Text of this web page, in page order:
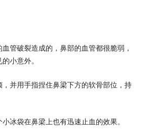
管破裂造成的，鼻部的血管都很脆弱，
小意外。
并用手指捏住鼻梁下方的软骨部位，持
冰袋在鼻梁上也有迅速止血的效果。